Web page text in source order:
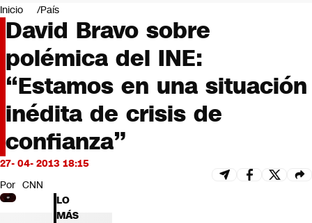
Negocios
Deportes
Programas completos
Cultura
Servicios
Bits
CNN Data
CNN tiempo
Futuro 360
Opinión
Inicio País
David Bravo sobre
polémica del INE:
“Estamos en una situación
inédita de crisis de
confianza”
27- 04- 2013 18:15
Por CNN
LO
MÁS